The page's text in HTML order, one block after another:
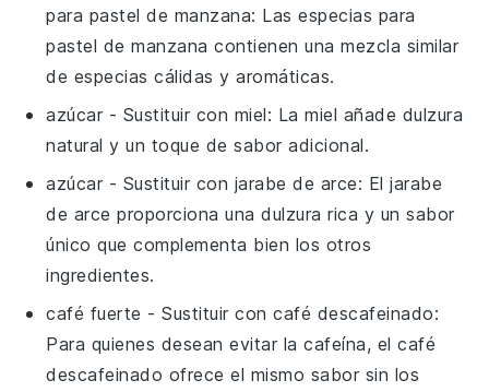
para pastel de manzana: Las especias para
pastel de manzana contienen una mezcla similar
de especias cálidas y aromáticas.
azúcar - Sustituir con miel: La miel añade dulzura
natural y un toque de sabor adicional.
azúcar - Sustituir con jarabe de arce: El jarabe
de arce proporciona una dulzura rica y un sabor
único que complementa bien los otros
ingredientes.
café fuerte - Sustituir concafé descafeinado:
Para quienes desean evitar la cafeína, el café
descafeinado ofrece el mismo sabor sin los